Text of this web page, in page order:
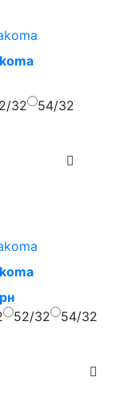
32 54/32
52/32 54/32